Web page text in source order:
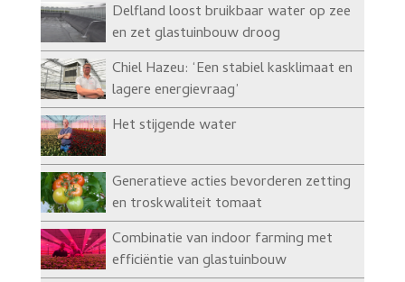
Delfland loost bruikbaar water op zee
en zet glastuinbouw droog
Chiel Hazeu: ‘Een stabiel kasklimaat en
lagere energievraag’
Het stijgende water
Generatieve acties bevorderen zetting
en troskwaliteit tomaat
Combinatie van indoor farming met
efficiëntie van glastuinbouw